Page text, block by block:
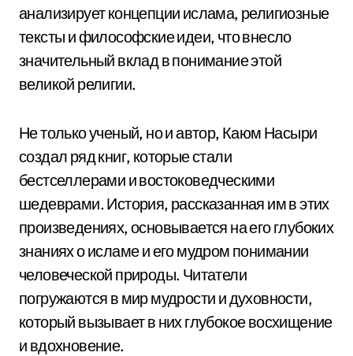
анализирует концепции ислама, религиозные
тексты и философские идеи, что внесло
значительный вклад в понимание этой
великой религии.
Не только ученый, но и автор, Каюм Насыри
создал ряд книг, которые стали
бестселлерами и востоковедческими
шедеврами. История, рассказанная им в этих
произведениях, основывается на его глубоких
знаниях о исламе и его мудром понимании
человеческой природы. Читатели
погружаются в мир мудрости и духовности,
который вызывает в них глубокое восхищение
и вдохновение.